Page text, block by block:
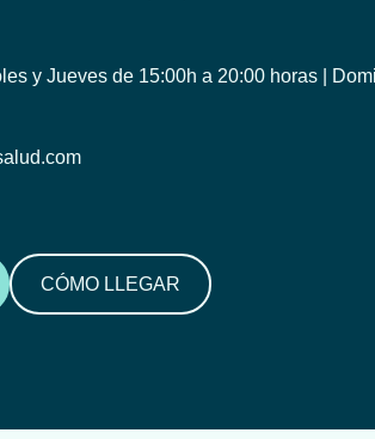
y Jueves de 15:00h a 20:00 horas |
CÓMO LLEGAR